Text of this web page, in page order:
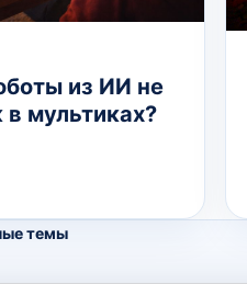
из ИИ не
в мультиках?
темы